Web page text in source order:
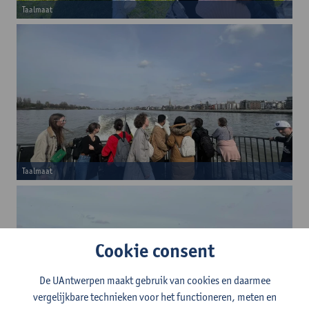
Taalmaat
Taalmaat
Cookie consent
De UAntwerpen maakt gebruik van cookies en daarmee
vergelijkbare technieken voor het functioneren, meten en